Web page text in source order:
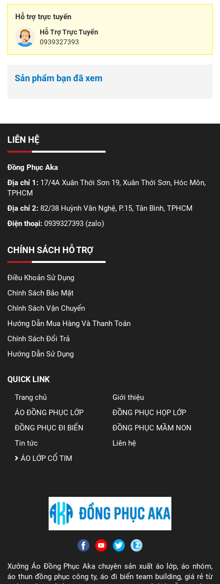
Hỗ trợ trực tuyến
Hỗ Trợ Trực Tuyến
0939327393
Sản phẩm bạn đã xem
LIÊN HỆ
Đồng Phục Aka
Địa chỉ 1: 17/4A Xuân Thới Sơn 19, Xuân Thới Sơn, Hóc Môn,
TPHCM
Địa chỉ 2: 82/38 Huỳnh Văn Nghệ, P.15, Tân Bình, TPHCM
Điện thoại: 0939327393 (zalo)
CHÍNH SÁCH HỖ TRỢ
Điều Khoản Sử Dụng
Chính Sách Bảo Mật
Chính Sách Vận Chuyển
Hướng Dẫn Mua Hàng Và Thanh Toán
Chính Sách Đổi Trả
Hướng Dẫn Sử Dụng
QUICK LINK
Trang chủ
Giới thiệu
ÁO ĐỒNG PHỤC LỚP
ĐỒNG PHỤC HỌP LỚP
ĐỒNG PHỤC ĐI BIỂN
ĐỒNG PHỤC MẦM NON
Tin tức
Liên hệ
ÁO LỚP CỔ TIM
Xưởng Áo Đồng Phục Aka chuyên sản xuất áo lớp, áo nhóm,
áo thun đồng phục công ty, áo đi biển team building, giá rẻ từ